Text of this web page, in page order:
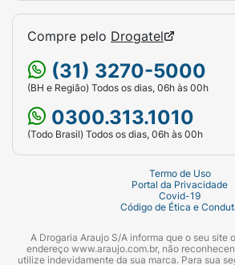
Compre pelo Drogatel
(31) 3270-5000
(BH e Região) Todos os dias, 06h às 00h
0300.313.1010
(Todo Brasil) Todos os dias, 06h às 00h
Termo de Uso
Portal da Privacidade
Covid-19
Código de Ética e
A Drogaria Araujo S/A informa que o seu site
endereço www.araujo.com.br, não
utilize indevidamente da sua marca. Para sua